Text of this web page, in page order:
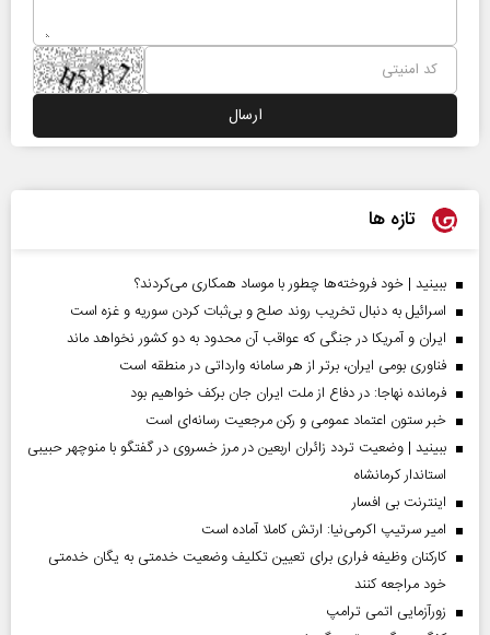
تازه ها
ببینید | خود فروخته‌ها چطور با موساد همکاری می‌کردند؟
اسرائیل به دنبال تخریب روند صلح و بی‌ثبات کردن سوریه و غزه است
ایران و آمریکا در جنگی که عواقب آن محدود به دو کشور نخواهد ماند
فناوری بومی ایران، برتر از هر سامانه وارداتی در منطقه است
فرمانده نهاجا: در دفاع از ملت ایران جان برکف خواهیم بود
خبر ستون اعتماد عمومی و رکن مرجعیت رسانه‌ای است
ببینید | وضعیت تردد زائران اربعین در مرز خسروی در گفتگو با منوچهر حبیبی
استاندار کرمانشاه
اینترنت بی افسار
امیر سرتیپ اکرمی‌نیا: ارتش کاملا آماده است
کارکنان وظیفه فراری برای تعیین تکلیف وضعیت خدمتی به یگان خدمتی
خود مراجعه کنند
زورآزمایی اتمی ترامپ